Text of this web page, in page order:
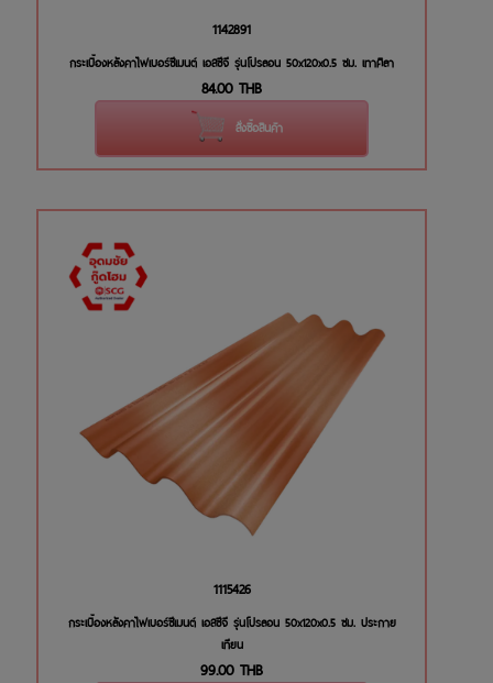
1142891
กระเบื้องหลังคาไฟเบอร์ซีเมนต์ เอสซีจี รุ่นโปรลอน 50x120x0.5 ซม. เทาศิลา
84.00 THB
สั่งซื้อสินค้า
1115426
กระเบื้องหลังคาไฟเบอร์ซีเมนต์ เอสซีจี รุ่นโปรลอน 50x120x0.5 ซม. ประกาย
เทียน
99.00 THB